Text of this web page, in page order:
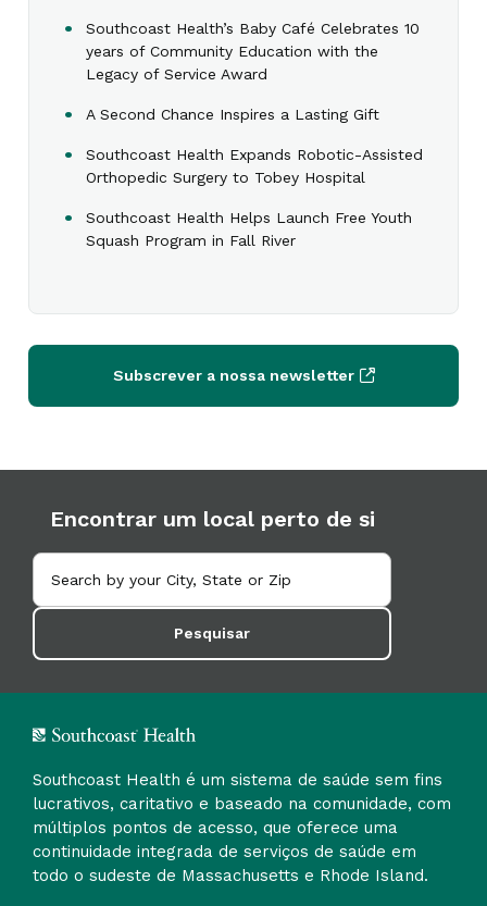
Southcoast Health’s Baby Café Celebrates 10
years of Community Education with the
Legacy of Service Award
A Second Chance Inspires a Lasting Gift
Southcoast Health Expands Robotic-Assisted
Orthopedic Surgery to Tobey Hospital
Southcoast Health Helps Launch Free Youth
Squash Program in Fall River
Subscrever a nossa newsletter
Encontrar um local perto de si
Pesquisar
Southcoast Health é um sistema de saúde sem fins
lucrativos, caritativo e baseado na comunidade, com
múltiplos pontos de acesso, que oferece uma
continuidade integrada de serviços de saúde em
todo o sudeste de Massachusetts e Rhode Island.